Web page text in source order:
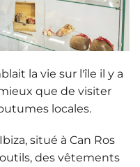
la vie sur l'île il y a
que de visiter
locales.
, situé à Can Ros
des vêtements